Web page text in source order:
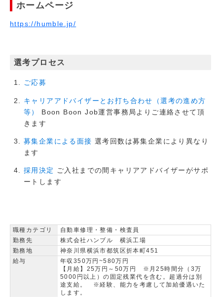
ホームページ
https://humble.jp/
選考プロセス
ご応募
キャリアアドバイザーとお打ち合わせ（選考の進め方
等）
Boon Boon Job運営事務局よりご連絡させて頂
きます
募集企業による面接 選考回数は募集企業により異なり
ます
採用決定 ご入社までの間キャリアアドバイザーがサポ
ートします
職種カテゴリ
自動車修理・整備・検査員
勤務先
株式会社ハンブル 横浜工場
勤務地
神奈川県横浜市都筑区折本町451
給与
年収350万円~580万円
【月給】25万円～50万円 ※月25時間分（3万
5000円以上）の固定残業代を含む。超過分は別
途支給。 ※経験、能力を考慮して加給優遇いた
します。